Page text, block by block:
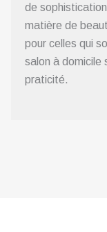
de
matière de
pour celles qui
salon à domicile
praticité.